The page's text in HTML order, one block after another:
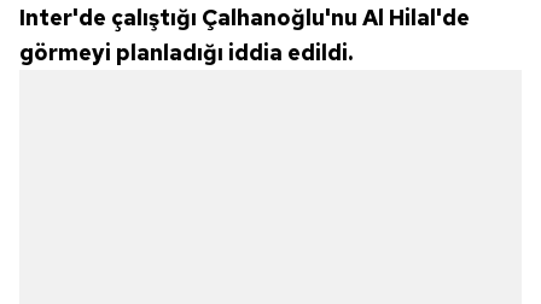
Inter'de çalıştığı Çalhanoğlu'nu Al Hilal'de
görmeyi planladığı iddia edildi.